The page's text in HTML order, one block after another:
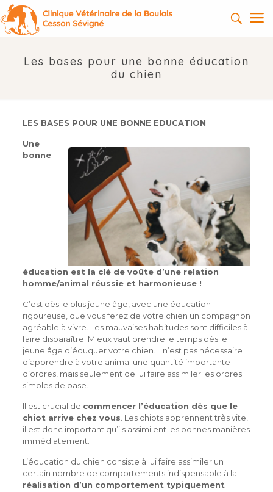
Les bases pour une bonne éducation
du chien
LES BASES POUR UNE BONNE EDUCATION
Une
bonne
éducation est la clé de voûte d’une relation
homme/animal réussie et harmonieuse !
C’est dès le plus jeune âge, avec une éducation
rigoureuse, que vous ferez de votre chien un compagnon
agréable à vivre. Les mauvaises habitudes sont difficiles à
faire disparaître. Mieux vaut prendre le temps dès le
jeune âge d’éduquer votre chien. Il n’est pas nécessaire
d’apprendre à votre animal une quantité importante
d’ordres, mais seulement de lui faire assimiler les ordres
simples de base.
Il est crucial de commencer l’éducation dès que le
chiot arrive chez vous . Les chiots apprennent très vite,
il est donc important qu’ils assimilent les bonnes manières
immédiatement.
L’éducation du chien consiste à lui faire assimiler un
certain nombre de comportements indispensable à la
réalisation d’un comportement typiquement